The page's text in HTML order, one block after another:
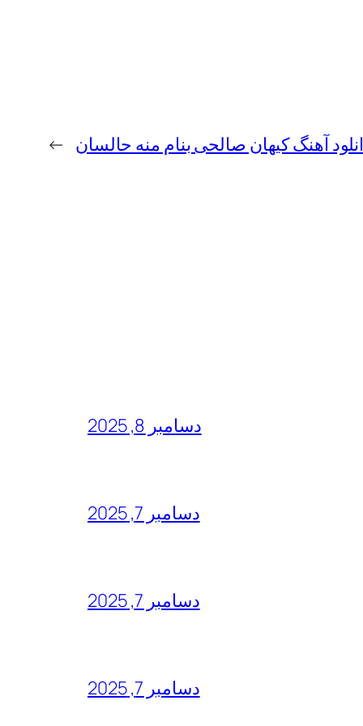
آهنگ کیهان صالحی بنام منه حالسان →
دسامبر 8, 2025
دسامبر 7, 2025
دسامبر 7, 2025
دسامبر 7, 2025